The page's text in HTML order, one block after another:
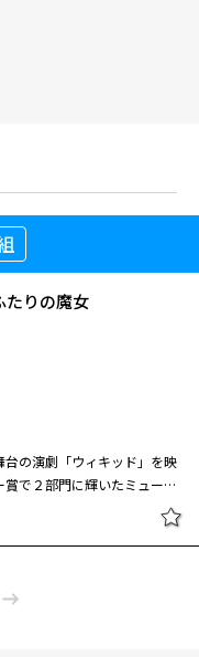
たりの魔女
の演劇「ウィキッド」を映
で２部門に輝いたミュージ
」と、その世界観を共有した
７億ドルを突破する大ヒッ
高い評価を受けているＣ・
たりの魔女